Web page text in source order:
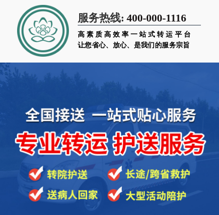
服务热线: 400-000-1116
高素质高效率一站式转运平台
让您省心、放心、是我们的服务宗旨